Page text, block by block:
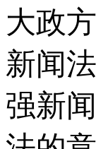
大政
新闻
强新